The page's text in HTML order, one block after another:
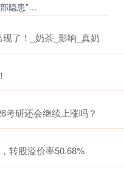
隐患”…
了！_奶茶_影响_真奶
考研还会继续上涨吗？
转股溢价率50.68%